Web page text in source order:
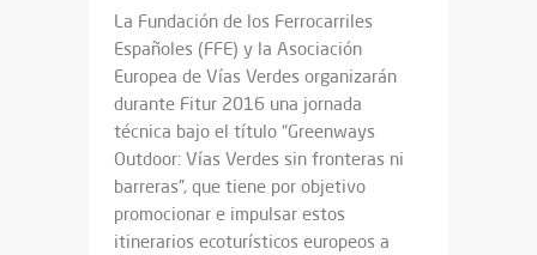
La Fundación de los Ferrocarriles
Españoles (FFE) y la Asociación
Europea de Vías Verdes organizarán
durante Fitur 2016 una jornada
técnica bajo el título “Greenways
Outdoor: Vías Verdes sin fronteras ni
barreras”, que tiene por objetivo
promocionar e impulsar estos
itinerarios ecoturísticos europeos a